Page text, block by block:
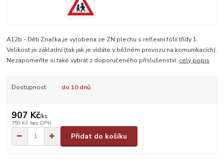
A12b - Děti Značka je vyrobena ze ZN plechu s reflexní fólií třídy 1.
Velikost je základní (tak jak je vídáte v běžném provozu na komunikacích).
Nezapomeňte si také vybrat z doporučeného příslušenství. celý popis
Dostupnost do 10 dnů
907 Kč/ks
750 Kč bez DPH
Přidat do košíku